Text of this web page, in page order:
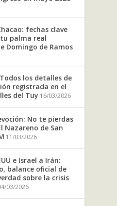
fechas clave
palma real
Domingo de Ramos
Todos los detalles de
registrada en el
del Tuy 16/03/2026
No te pierdas
Nazareno de San
11/03/2026
e Israel a Irán:
balance oficial de
sobre la crisis
03/2026